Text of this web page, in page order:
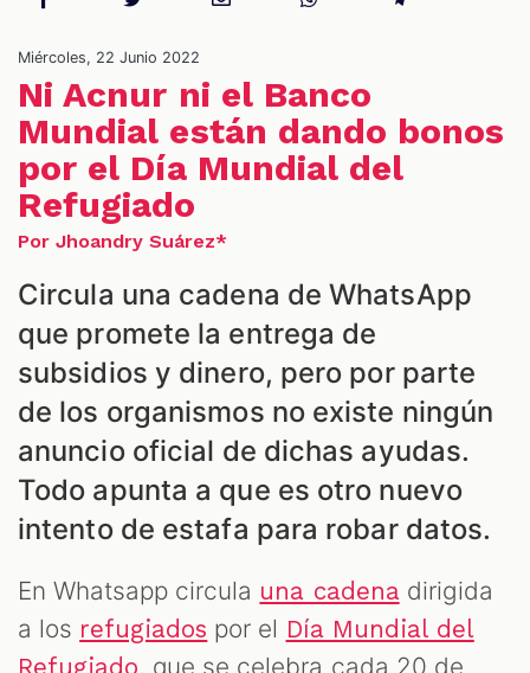
Miércoles, 22 Junio 2022
Ni Acnur ni el Banco
Mundial están dando bonos
por el Día Mundial del
Refugiado
Por Jhoandry Suárez*
Circula una cadena de WhatsApp
que promete la entrega de
subsidios y dinero, pero por parte
de los organismos no existe ningún
anuncio oficial de dichas ayudas.
Todo apunta a que es otro nuevo
intento de estafa para robar datos.
En Whatsapp circula una cadenadirigida
a los refugiados por el Día Mundial del
, que se celebra cada 20 de